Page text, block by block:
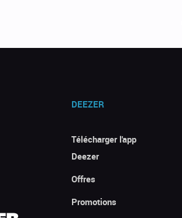
DEEZER
Télécharger l'app
Deezer
Offres
Promotions